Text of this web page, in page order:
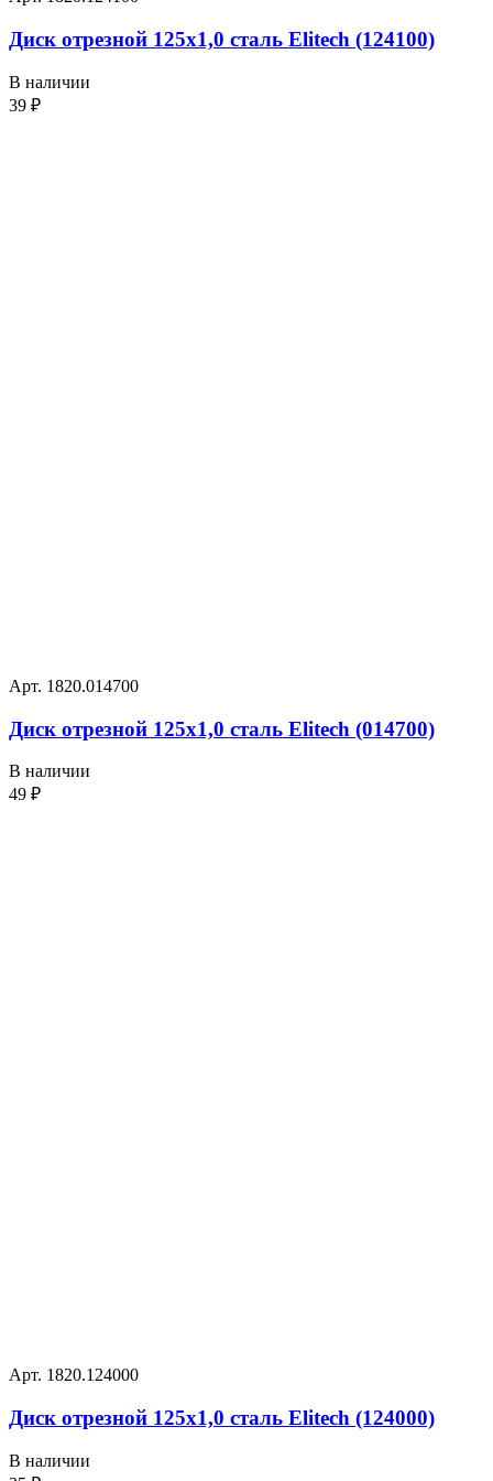
Диск отрезной 125х1,0 сталь Elitech (124100)
В наличии
39 ₽
Арт. 1820.014700
Диск отрезной 125х1,0 сталь Elitech (014700)
В наличии
49 ₽
Арт. 1820.124000
Диск отрезной 125х1,0 сталь Elitech (124000)
В наличии